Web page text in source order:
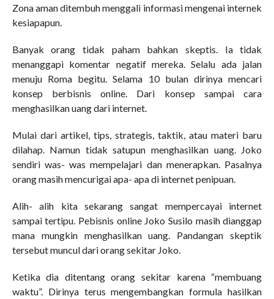
Zona aman ditembuh menggali informasi mengenai internek
kesiapapun.
Banyak orang tidak paham bahkan skeptis. Ia tidak
menanggapi komentar negatif mereka. Selalu ada jalan
menuju Roma begitu. Selama 10 bulan dirinya mencari
konsep berbisnis online. Dari konsep sampai cara
menghasilkan uang dari internet.
Mulai dari artikel, tips, strategis, taktik, atau materi baru
dilahap. Namun tidak satupun menghasilkan uang. Joko
sendiri was- was mempelajari dan menerapkan. Pasalnya
orang masih mencurigai apa- apa di internet penipuan.
Alih- alih kita sekarang sangat mempercayai internet
sampai tertipu. Pebisnis online Joko Susilo masih dianggap
mana mungkin menghasilkan uang. Pandangan skeptik
tersebut muncul dari orang sekitar Joko.
Ketika dia ditentang orang sekitar karena “membuang
waktu”. Dirinya terus mengembangkan formula hasilkan